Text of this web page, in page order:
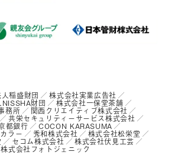
稲盛財団 株式会社実業広告社
財団 株式会社一保堂茶舗
務所 関西クリエイティブ株式会社
共栄セキュリティーサービス株式会社
都銀行 COCON KARASUMA
ラー 秀和株式会社 株式会社松栄堂
セコム株式会社 株式会社伏見工芸
株式会社フォトジェニック